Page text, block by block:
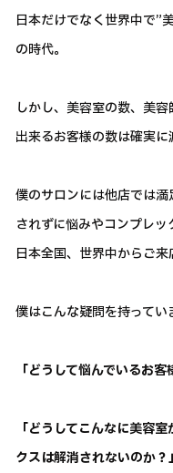
日本だけでなく世界中で”
の時代。
しかし、美容室の数、美
出来るお客様の数は確実に
僕のサロンには他店では
されずに悩みやコンプレ
日本全国、世界中からご来
僕はこんな疑問を持ってい
「どうして悩んでいるお
「どうしてこんなに美容
クスは解消されないのか？」